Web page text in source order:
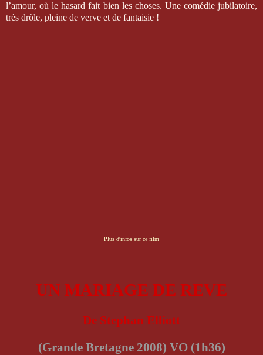
l’amour, où le hasard fait bien les choses. Une comédie jubilatoire,
très drôle, pleine de verve et de fantaisie !
Plus d'infos sur ce film
UN MARIAGE DE REVE
De Stephan Elliott
(Grande Bretagne 2008) VO (1h36)